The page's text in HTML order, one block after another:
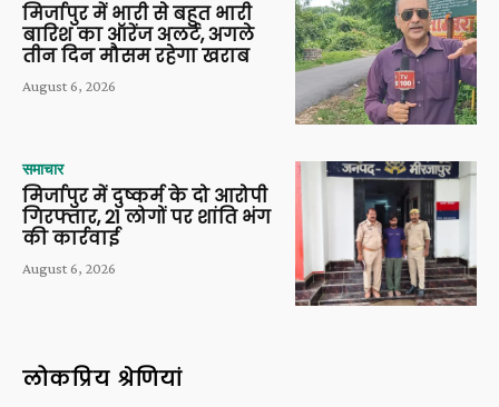
मिर्जापुर में भारी से बहुत भारी
बारिश का ऑरेंज अलर्ट, अगले
तीन दिन मौसम रहेगा खराब
August 6, 2026
समाचार
मिर्जापुर में दुष्कर्म के दो आरोपी
गिरफ्तार, 21 लोगों पर शांति भंग
की कार्रवाई
August 6, 2026
लोकप्रिय श्रेणियां